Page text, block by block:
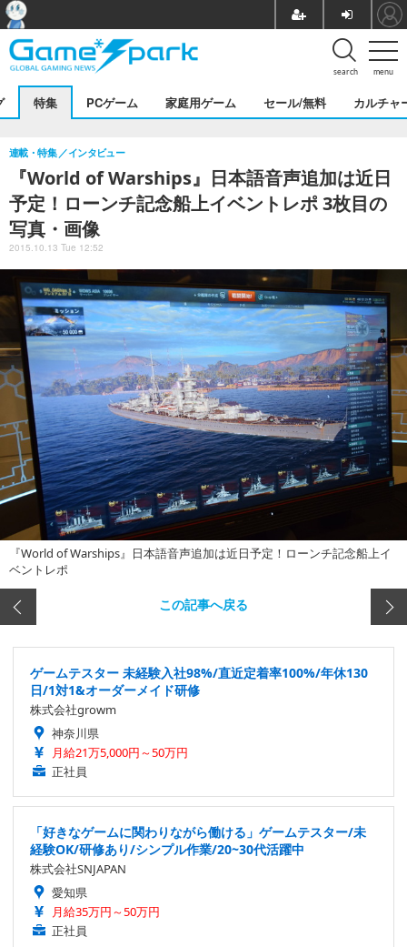
menu
search
特集 PCゲーム 家庭用ゲーム セール/無料 カルチャ
『World of Warships』日本語音声追加は近日
予定！ローンチ記念船上イベントレポ 3枚目の
写真・画像
連載・特集 インタビュー
2015.10.13 Tue 12:52
『World of Warships』日本語音声追加は近日予定！ローンチ記念船上イ
ベントレポ
この記事へ戻る
ゲームテスター 未経験入社98%/直近定着率100%/年休130
日/1対1&オーダーメイド研修
株式会社growm
神奈川県
月給21万5,000円～50万円
正社員
「好きなゲームに関わりながら働ける」ゲームテスター/未
経験OK/研修あり/シンプル作業/20~30代活躍中
株式会社SNJAPAN
愛知県
月給35万円～50万円
正社員